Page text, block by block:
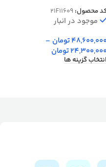
محصول: 21F11609
موجود در انبار
48,600,000تومان –
24,300,000تومان
انتخاب گزینه ها